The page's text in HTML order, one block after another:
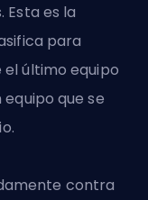
Esta es la
para
último equipo
que se
contra